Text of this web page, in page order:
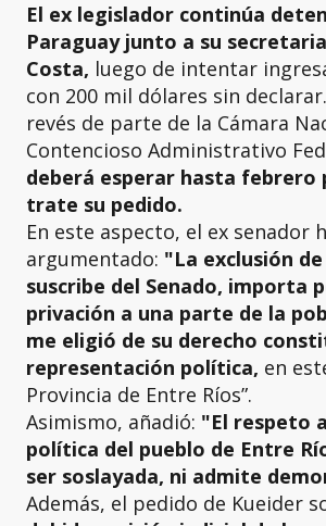
El ex legislador continúa
Paraguay junto a su
Costa, luego de intentar
con 200 mil dólares sin
revés de parte de la Cámara
Contencioso Administrativo
deberá esperar hasta febrero
trate su pedido.
En este aspecto, el ex senador
argumentado: "La exclusión
suscribe del Senado, importa
privación a una parte de la
me eligió de su derecho
representación política, en
Provincia de Entre Ríos”.
Asimismo, añadió: "El respeto
política del pueblo de Entre
ser soslayada, ni admite
Además, el pedido de Kueider